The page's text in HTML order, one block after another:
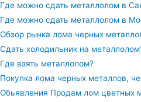
Где можно сдать металлолом в
Где можно сдать металлолом в
Обзор рынка лома черных
Сдать холодильник на
Где взять металлолом?
Покупка лома черных металлов,
Обьявления Продам лом цветных